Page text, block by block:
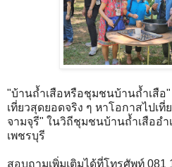
"บ้านถ้ำเสือหรือชุมชนบ้านถ้ำเสือ
เที่ยวสุดยอดจริง ๆ หาโอกาสไปเ
จามจุรี" ในวิถีชุมชนบ้านถ้ำเสืออำ
เพชรบุรี
สอบถามเพิ่มเติมได้ที่โทรศัพท์ 081